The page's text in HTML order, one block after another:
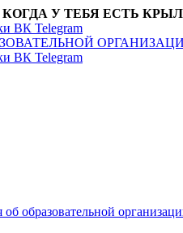
КОГДА У ТЕБЯ ЕСТЬ
ВК Telegram
ВК Telegram
об образовательной